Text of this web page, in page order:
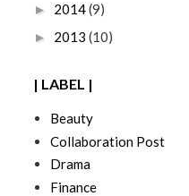
► 2014(9)
► 2013 (10)
| LABEL |
Beauty
Collaboration Post
Drama
Finance